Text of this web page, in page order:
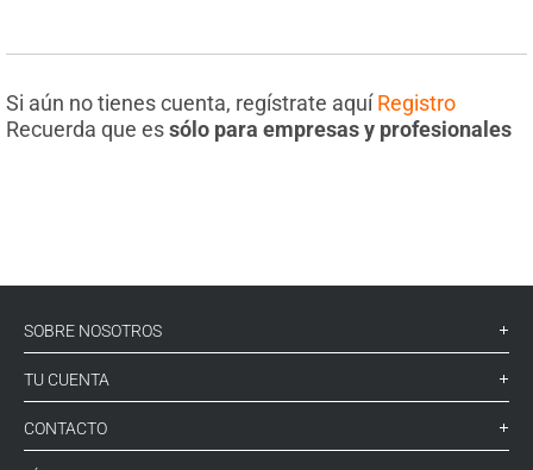
Si aún no tienes cuenta, regístrate aquíRegistro
Recuerda que essólo para empresas y profesionales
SOBRE NOSOTROS
TU CUENTA
CONTACTO